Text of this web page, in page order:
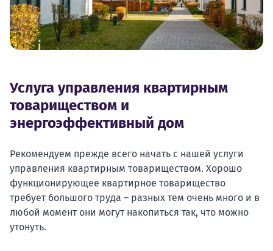
Услуга управления квартирным
товариществом и
энергоэффективный дом
Рекомендуем прежде всего начать с нашей услуги
управления квартирным товариществом. Хорошо
функционирующее квартирное товарищество
требует большого труда – разных тем очень много и в
любой момент они могут накопиться так, что можно
утонуть.